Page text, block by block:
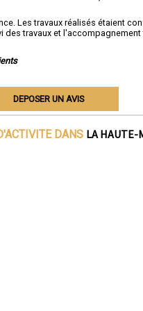
Les travaux réalisés étaient
des travaux et l'accompagnement
DEPOSER UN AVIS
DANS LA HAUTE-